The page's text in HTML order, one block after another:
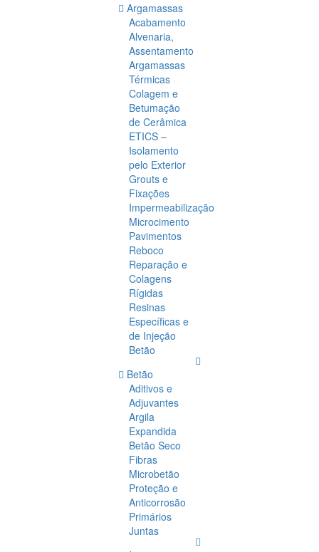
Argamassas
Acabamento
Alvenaria,
Assentamento
Argamassas
Térmicas
Colagem e
Betumação
de Cerâmica
ETICS –
Isolamento
pelo Exterior
Grouts e
Fixações
Impermeabilização
Microcimento
Pavimentos
Reboco
Reparação e
Colagens
Rígidas
Resinas
Específicas e
de Injeção
Betão
Betão
Aditivos e
Adjuvantes
Argila
Expandida
Betão Seco
Fibras
Microbetão
Proteção e
Anticorrosão
Primários
Juntas